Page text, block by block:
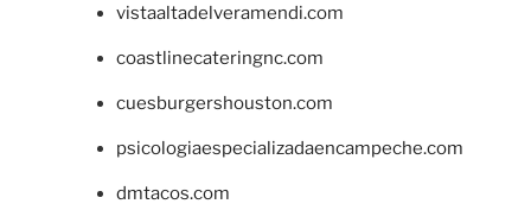
vistaaltadelveramendi.com
coastlinecateringnc.com
cuesburgershouston.com
psicologiaespecializadaencampeche.com
dmtacos.com